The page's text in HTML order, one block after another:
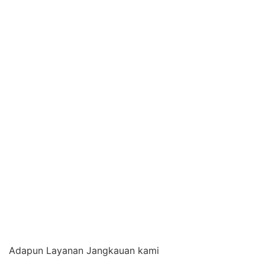
Adapun Layanan Jangkauan kami